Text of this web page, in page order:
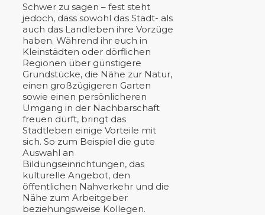
Schwer zu sagen – fest steht
jedoch, dass sowohl das Stadt- als
auch das Landleben ihre Vorzüge
haben. Während ihr euch in
Kleinstädten oder dörflichen
Regionen über günstigere
Grundstücke, die Nähe zur Natur,
einen großzügigeren Garten
sowie einen persönlicheren
Umgang in der Nachbarschaft
freuen dürft, bringt das
Stadtleben einige Vorteile mit
sich. So zum Beispiel die gute
Auswahl an
Bildungseinrichtungen, das
kulturelle Angebot, den
öffentlichen Nahverkehr und die
Nähe zum Arbeitgeber
beziehungsweise Kollegen.